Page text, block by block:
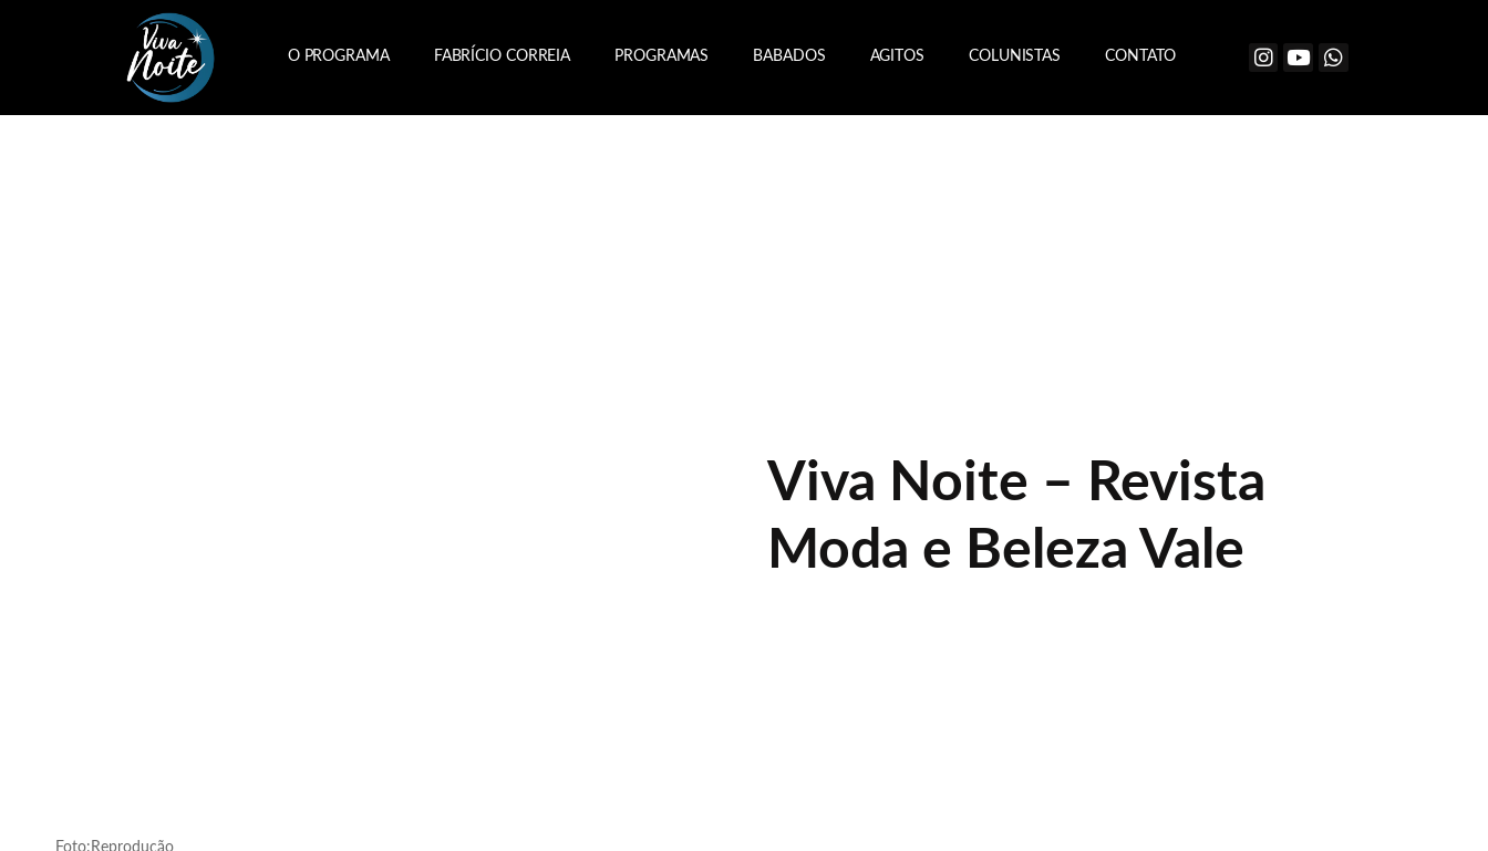
O PROGRAMA FABRÍCIO CORREIA PROGRAMAS BABADOS AGITOS COLUNISTAS CONTATO
Foto:Reprodução
Viva Noite – Revista
Moda e Beleza Vale